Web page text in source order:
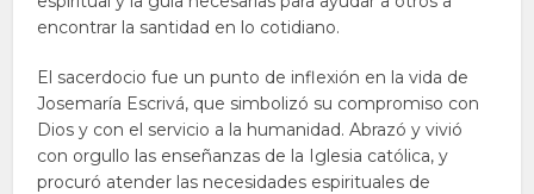
encontrar la santidad en lo cotidiano.
El sacerdocio fue un punto de inflexión en la vida de
Josemaría Escrivá, que simbolizó su compromiso con
Dios y con el servicio a la humanidad. Abrazó y vivió
con orgullo las enseñanzas de la Iglesia católica, y
procuró atender las necesidades espirituales de